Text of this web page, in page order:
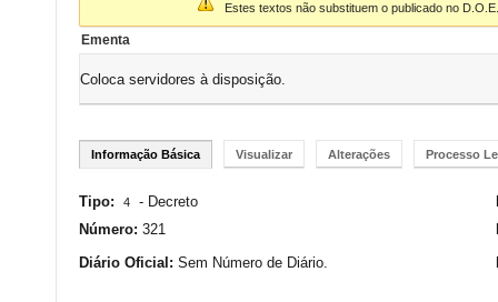
Estes textos não substituem o publicado no
Ementa
Coloca servidores à disposição.
Informação Básica Visualizar Alterações Processo
Tipo: 4 - Decreto
Número: 321
Diário Oficial: Sem Número de Diário.